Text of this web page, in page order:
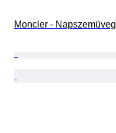
Moncler - Napszemüveg